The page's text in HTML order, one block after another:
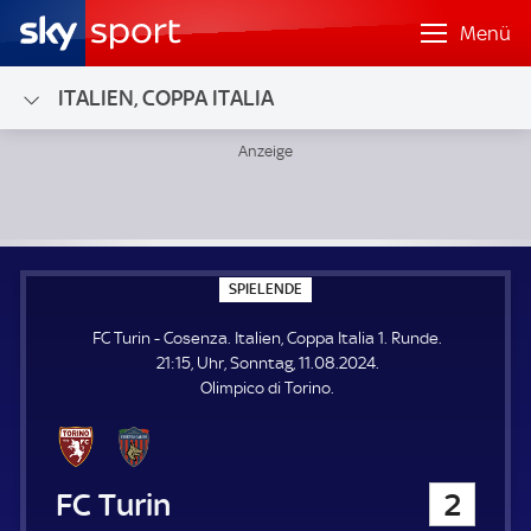
Menü
ITALIEN, COPPA ITALIA
SPIELENDE
P
E
L
E
N
FC Turin - Cosenza. Italien, Coppa Italia 1. Runde.
21:15, Uhr, Sonntag, 11.08.2024.
Olimpico di Torino.
FC Turin 2